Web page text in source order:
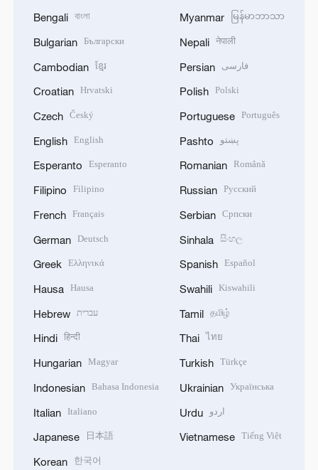
Bengali বাংলা
Bulgarian Български
Cambodian ខ្មែរ
Croatian Hrvatski
Czech Český
English English
Esperanto Esperanto
Filipino Filipino
French Français
German Deutsch
Greek Ελληνικά
Hausa Hausa
Hebrew עברית
Hindi हिन्दी
Hungarian Magyar
Indonesian Bahasa Indonesia
Italian Italiano
Japanese 日本語
Korean 한국어
Myanmar မြန်မာဘာသာ
Nepali नेपाली
Persian فارسی
Polish Polski
Portuguese Português
Pashto پښتو
Romanian Română
Russian Русский
Serbian Српски
Sinhala සිංහල
Spanish Español
Swahili Kiswahili
Tamil தமிழ்
Thai ไทย
Turkish Türkçe
Ukrainian Українська
Urdu اردو
Vietnamese Tiếng Việt